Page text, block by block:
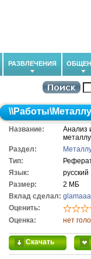
РАЗВЛЕЧЕНИЯ
\\Работы\
Название:
Анализ
Раздел:
Тип:
Язык:
русский
Размер:
2 МБ
Вклад сделал: glamaaa
Оценить:
Оценка:
нет
Скачать